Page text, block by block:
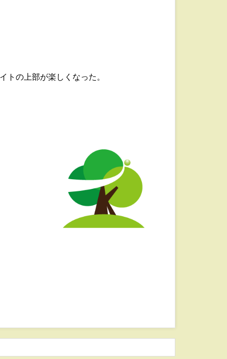
トの上部が楽しくなった。